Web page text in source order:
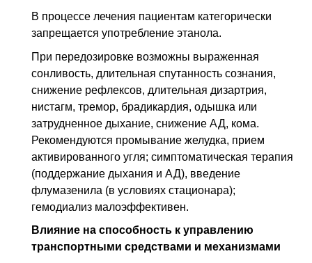
В процессе лечения пациентам категорически
запрещается употребление этанола.
При передозировке возможны выраженная
сонливость, длительная спутанность сознания,
снижение рефлексов, длительная дизартрия,
нистагм, тремор, брадикардия, одышка или
затрудненное дыхание, снижение АД, кома.
Рекомендуются промывание желудка, прием
активированного угля; симптоматическая терапия
(поддержание дыхания и АД), введение
флумазенила (в условиях стационара);
гемодиализ малоэффективен.
Влияние на способность к управлению
транспортными средствами и механизмами